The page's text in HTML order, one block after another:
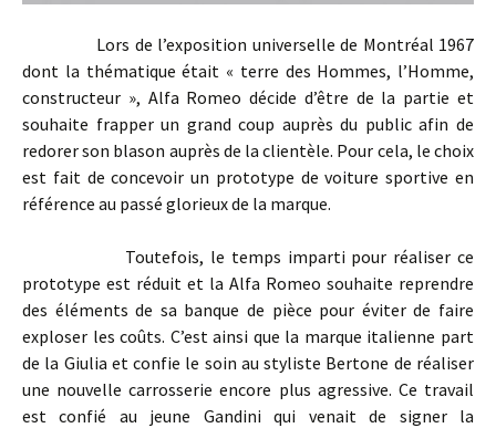
Lors de l’exposition universelle de Montréal 1967
dont la thématique était « terre des Hommes, l’Homme,
constructeur », Alfa Romeo décide d’être de la partie et
souhaite frapper un grand coup auprès du public afin de
redorer son blason auprès de la clientèle. Pour cela, le choix
est fait de concevoir un prototype de voiture sportive en
référence au passé glorieux de la marque.
Toutefois, le temps imparti pour réaliser ce
prototype est réduit et la Alfa Romeo souhaite reprendre
des éléments de sa banque de pièce pour éviter de faire
exploser les coûts. C’est ainsi que la marque italienne part
de la Giulia et confie le soin au styliste Bertone de réaliser
une nouvelle carrosserie encore plus agressive. Ce travail
est confié au jeune Gandini qui venait de signer la